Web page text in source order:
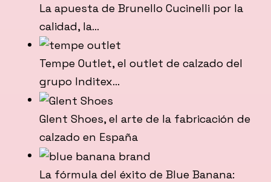
La apuesta de Brunello Cucinelli por la
calidad, la…
Tempe Outlet, el outlet de calzado del
grupo Inditex…
Glent Shoes, el arte de la fabricación de
calzado en España
La fórmula del éxito de Blue Banana: